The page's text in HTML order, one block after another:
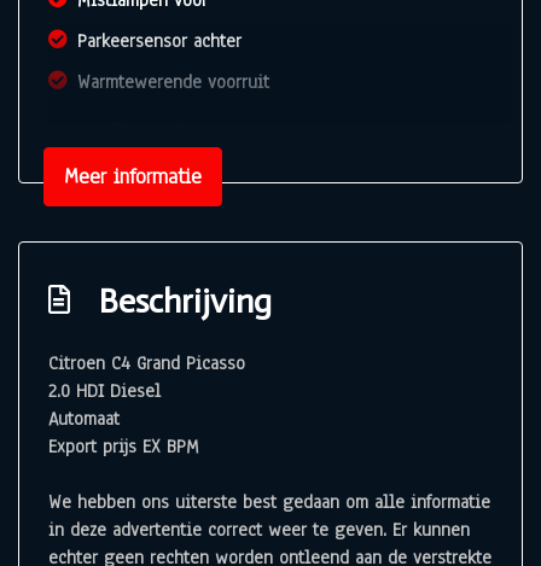
Parkeersensor achter
Warmtewerende voorruit
Anti blokkeer systeem
Bluetooth
Brake assist system
Elektronisch stabiliteits programma
Elektronische remkrachtverdeling
Hoofd airbag(s) voor
Knie airbag(s)
Meer informatie
Beschrijving
Citroen C4 Grand Picasso
2.0 HDI Diesel
Automaat
Export prijs EX BPM
We hebben ons uiterste best gedaan om alle informatie
in deze advertentie correct weer te geven. Er kunnen
echter geen rechten worden ontleend aan de verstrekte